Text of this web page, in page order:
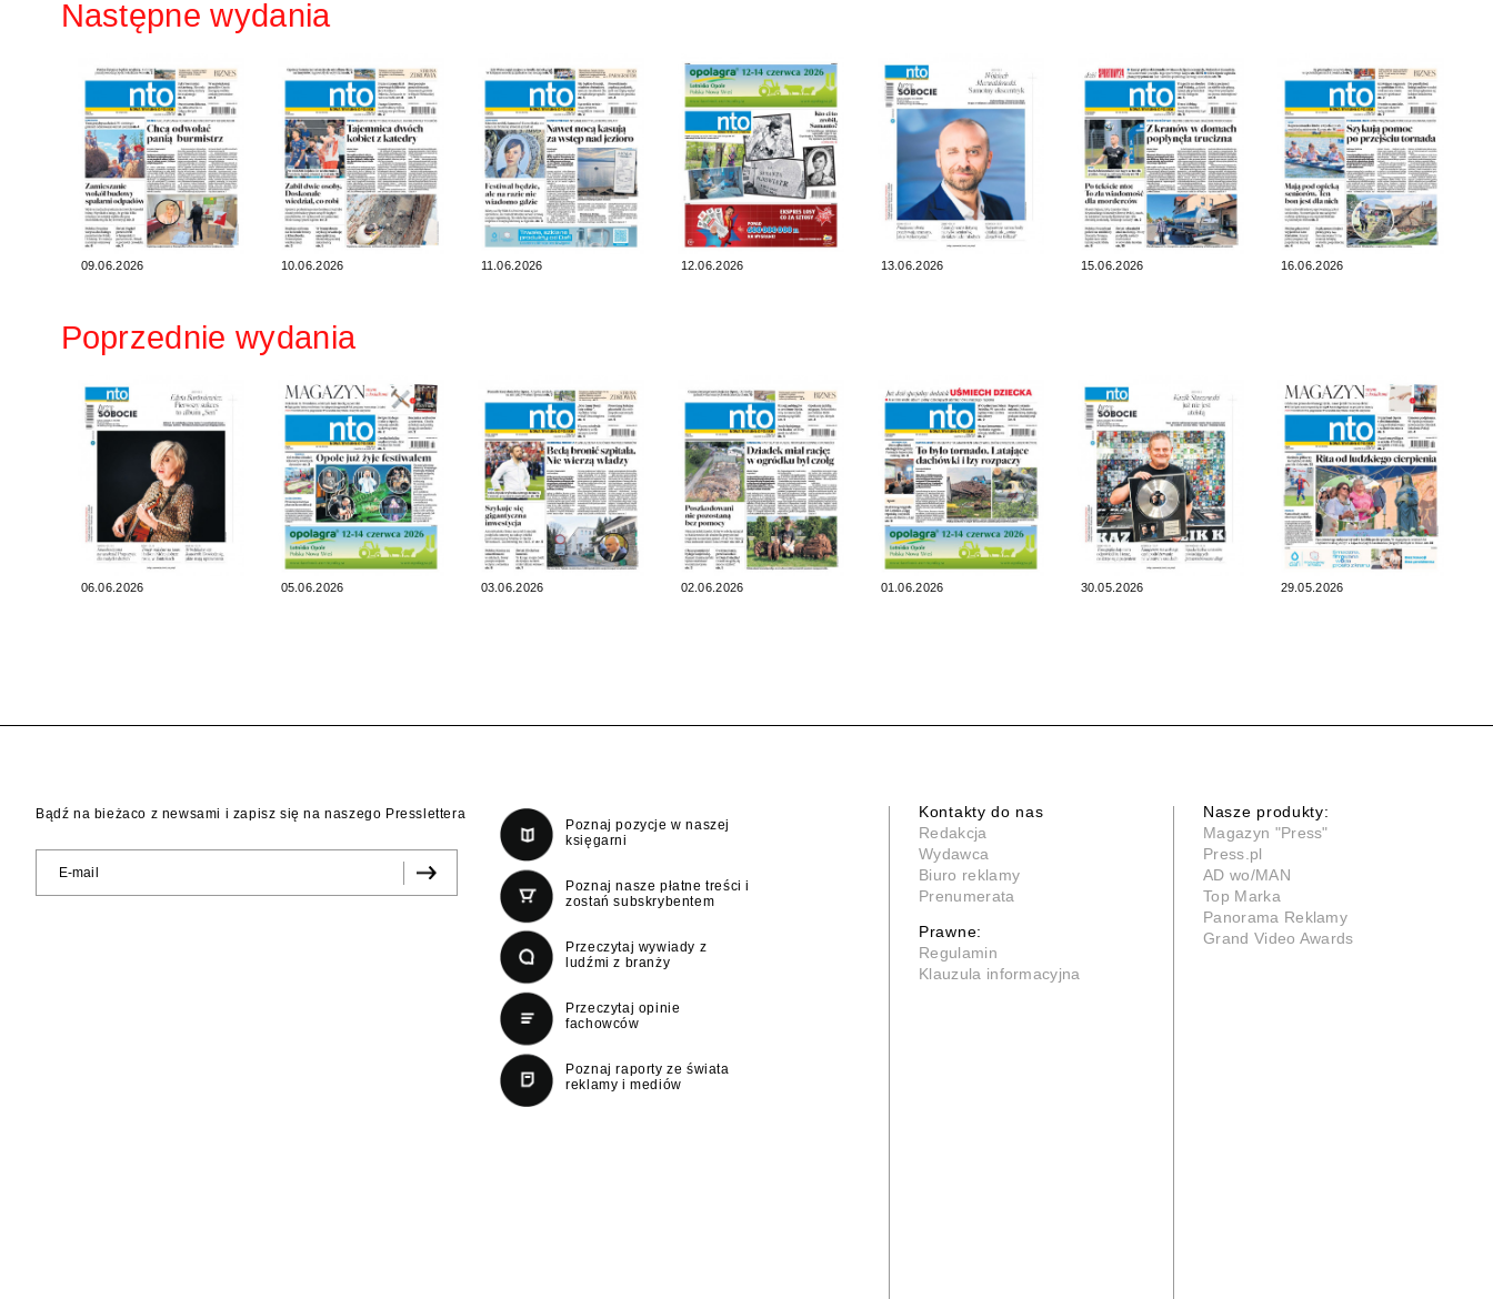
Następne wydania
09.06.2026 10.06.2026 11.06.2026 12.06.2026 13.06.2026 15.06.2026 16.06.2026
Poprzednie wydania
06.06.2026 05.06.2026 03.06.2026 02.06.2026 01.06.2026 30.05.2026 29.05.2026
Bądź na bieżaco z newsami i zapisz się na naszego Presslettera
Poznaj pozycje w naszej
księgarni
Poznaj nasze płatne treści i
zostań subskrybentem
Przeczytaj wywiady z
ludźmi z branży
Przeczytaj opinie
fachowców
Poznaj raporty ze świata
reklamy i mediów
Kontakty do nas
Redakcja
Wydawca
Biuro reklamy
Prenumerata
Prawne:
Regulamin
Klauzula informacyjna
Nasze produkty:
Magazyn "Press"
Press.pl
AD wo/MAN
Top Marka
Panorama Reklamy
Grand Video Awards